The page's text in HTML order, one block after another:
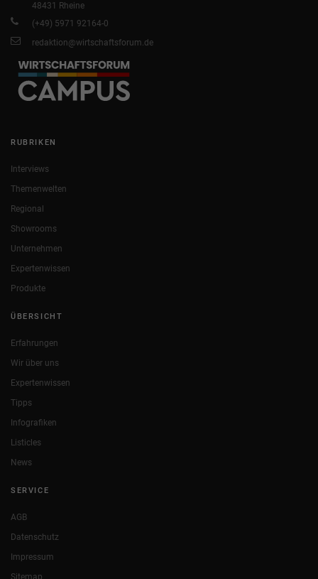
48431 Rheine
(+49) 5971 92164-0
redaktion@wirtschaftsforum.de
RUBRIKEN
Interviews
Themenwelten
Regional
Showrooms
Unternehmen
Expertenwissen
Produkte
ÜBERSICHT
Erfahrungen
Wir über uns
Expertenwissen
Tipps
Infografiken
Listicles
News
SERVICE
AGB
Datenschutz
Impressum
Sitemap